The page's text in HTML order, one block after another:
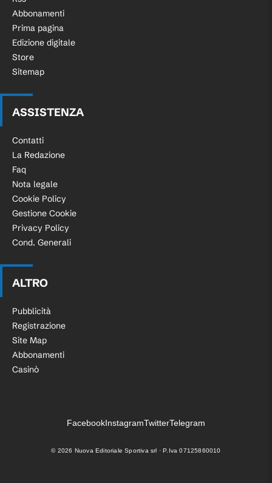
Abbonamenti
Prima pagina
Edizione digitale
Store
Sitemap
ASSISTENZA
Contatti
La Redazione
Faq
Nota legale
Cookie Policy
Gestione Cookie
Privacy Policy
Cond. Generali
ALTRO
Pubblicità
Registrazione
Site Map
Abbonamenti
Casinò
FacebookInstagramTwitterTelegram
© 2026 Nuova Editoriale Sportiva srl · P.Iva 07125860010